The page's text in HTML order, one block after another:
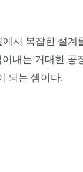
서 복잡한 설계
내는 거대한 공
되는 셈이다.